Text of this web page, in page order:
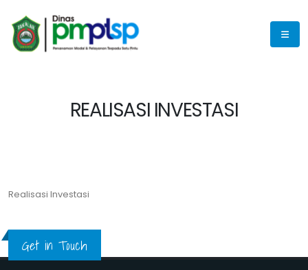
REALISASI INVESTASI
Realisasi Investasi
Get in Touch